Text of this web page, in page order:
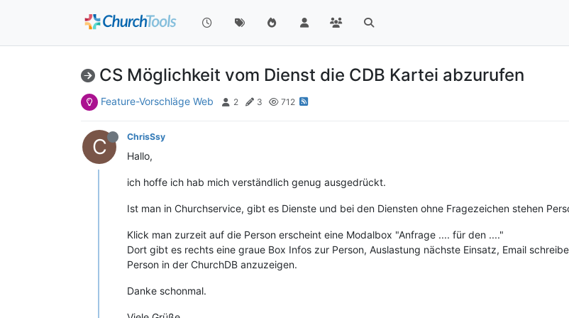
CS Möglichkeit vom Dienst die CDB Kartei abzurufen
Feature-Vorschläge Web 2 3 712
C ChrisSsy
Hallo,
ich hoffe ich hab mich verständlich genug ausgedrückt.
Ist man in Churchservice, gibt es Dienste und bei den Diensten ohne Fragezeichen stehen
Klick man zurzeit auf die Person erscheint eine Modalbox "Anfrage .... für den ...."
Dort gibt es rechts eine graue Box Infos zur Person, Auslastung nächste Einsatz, Email
Person in der ChurchDB anzuzeigen.
Danke schonmal.